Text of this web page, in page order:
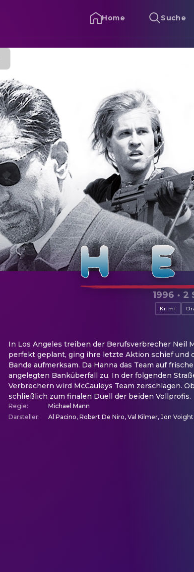
Home Suche
Heat
1996 · 2
Krimi
In Los Angeles treiben der Berufsverbrecher Neil
perfekt geplant, ging ihre letzte Aktion schief und
Bande aufmerksam. Da Hanna das Team auf
angelegten Banküberfall zu. In der folgenden
Verbrechern wird McCauleys Team zerschlagen.
schließlich zum finalen Duell der beiden Vollprofis.
Regie:
Michael Mann
Darsteller: Al Pacino, Robert De Niro, Val Kilmer, Jon Voight